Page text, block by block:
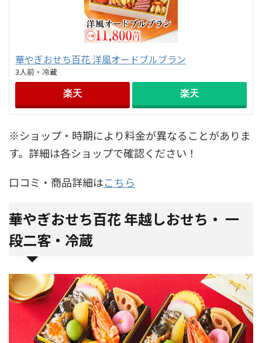
華やぎおせち百花 洋風オードブルブラン
3人前・冷蔵
楽天 楽天
※ショップ・時期により料金が異なることがありま
す。詳細は各ショップで確認ください！
口コミ・商品詳細はこちら
華やぎおせち百花 年越しおせち・ 一
段二客・冷蔵